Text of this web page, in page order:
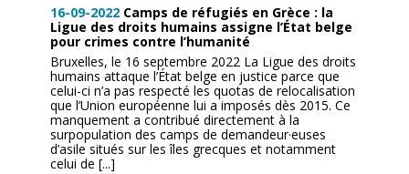
16-09-2022 Camps de réfugiés en Grèce : la
Ligue des droits humains assigne l’État belge
pour crimes contre l’humanité
Bruxelles, le 16 septembre 2022 La Ligue des droits
humains attaque l’État belge en justice parce que
celui-ci n’a pas respecté les quotas de relocalisation
que l’Union européenne lui a imposés dès 2015. Ce
manquement a contribué directement à la
surpopulation des camps de demandeur·euses
d’asile situés sur les îles grecques et notamment
celui de [...]